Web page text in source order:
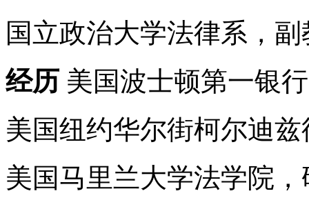
国立政治大学法律系，副
经历 美国波士顿第一银
美国纽约华尔街柯尔迪
美国马里兰大学法学院